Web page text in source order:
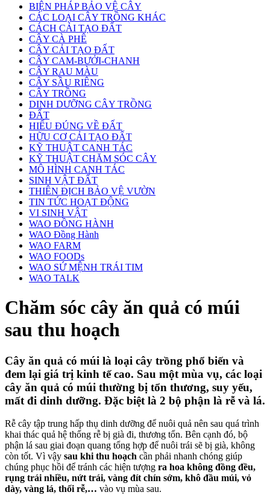
BIỆN PHÁP BẢO VỆ CÂY
CÁC LOẠI CÂY TRỒNG KHÁC
CÁCH CẢI TẠO ĐẤT
CÂY CÀ PHÊ
CÂY CẢI TẠO ĐẤT
CÂY CAM-BƯỞI-CHANH
CÂY RAU MÀU
CÂY SẦU RIÊNG
CÂY TRỒNG
DINH DƯỠNG CÂY TRỒNG
ĐẤT
HIỂU ĐÚNG VỀ ĐẤT
HỮU CƠ CẢI TẠO ĐẤT
KỸ THUẬT CANH TÁC
KỸ THUẬT CHĂM SÓC CÂY
MÔ HÌNH CANH TÁC
SINH VẬT ĐẤT
THIÊN ĐỊCH BẢO VỆ VƯỜN
TIN TỨC HOẠT ĐỘNG
VI SINH VẬT
WAO ĐỒNG HÀNH
WAO Đồng Hành
WAO FARM
WAO FOODs
WAO SỨ MỆNH TRÁI TIM
WAO TALK
Chăm sóc cây ăn quả có múi
sau thu hoạch
Cây ăn quả có múi là loại cây trồng phổ biến và
đem lại giá trị kinh tế cao. Sau một mùa vụ, các loại
cây ăn quả có múi thường bị tổn thương, suy yếu,
mất đi dinh dưỡng. Đặc biệt là 2 bộ phận là rễ và lá.
Rễ cây tập trung hấp thụ dinh dưỡng để nuôi quả nên sau quá trình
khai thác quả hệ thống rễ bị già đi, thương tổn. Bên cạnh đó, bộ
phận lá sau giai đoạn quang tổng hợp để nuôi trái sẽ bị già, không
còn tốt. Vì vậy sau khi thu hoạch cần phải nhanh chóng giúp
chúng phục hồi để tránh các hiện tượng ra hoa không đồng đều,
rụng trái nhiều, nứt trái, vàng đít chín sớm, khô đầu múi, vỏ
dày, vàng lá, thối rễ,… vào vụ mùa sau.